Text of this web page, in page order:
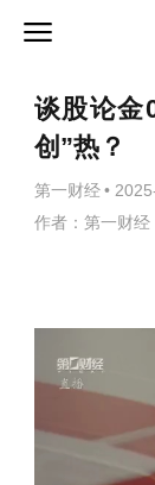
谈股论金
创”热？
第一财经 •
作者：第一财